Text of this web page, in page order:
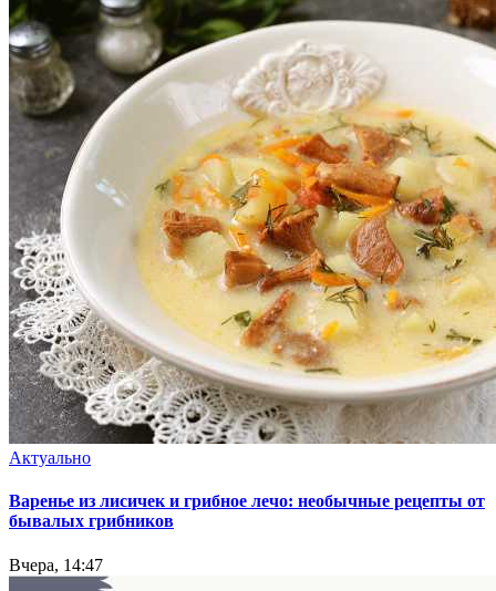
Актуально
Варенье из лисичек и грибное лечо: необычные рецепты от
бывалых грибников
Вчера, 14:47